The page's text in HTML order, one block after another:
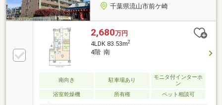
千葉県流山市前ケ崎
2,680万円
4LDK 83.53m2
4階 南
南向き 駐車場あり
モニタ付インターホ
ン
浴室乾燥機
所有権 ペット相談可